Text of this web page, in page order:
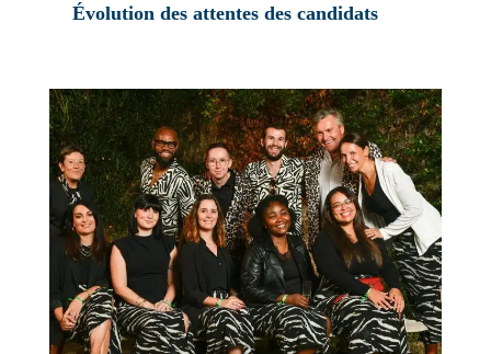
Évolution des attentes des candidats